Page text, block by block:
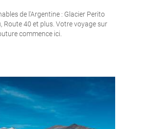
de l'Argentine : Glacier Perito
Route 40 et plus. Votre voyage sur
commence ici.